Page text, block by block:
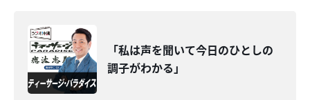
「私は声を聞いて今日のひとしの
調子がわかる」